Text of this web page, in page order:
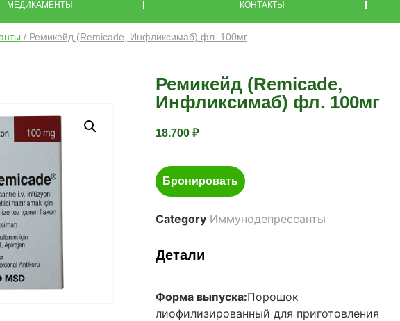
МЕДИКАМЕНТЫ КОНТАКТЫ
/ Ремикейд (Remicade, Инфликсимаб) фл. 100мг
Ремикейд (Remicade,
Инфликсимаб) фл. 100мг
18.700 ₽
Бронировать
Category Иммунодепрессанты
Детали
Форма выпуска:Порошок
лиофилизированный для приготовления